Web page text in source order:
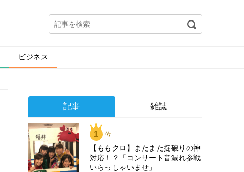
ビジネス
記事 雑誌
1 位
【ももクロ】またまた掟破りの神
対応！？「コンサート音漏れ参戦
いらっしゃいませ」